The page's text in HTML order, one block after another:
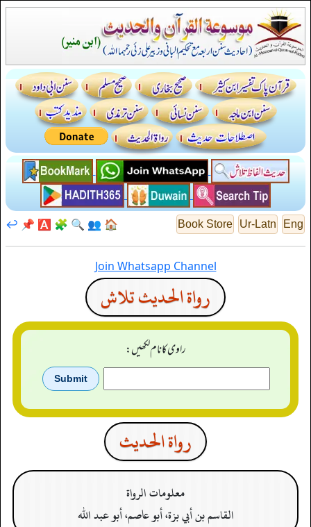
Eng
Ur-Latn
Book Store
🏠
👥
🔍
🧩
🅰️
📌
↩️
Join Whatsapp Channel
رواة الحديث تلاش
راوی کا نام لکھیں:
رواة الحدیث
معلومات الرواة
القاسم بن أبي بزة، أبو عاصم، أبو عبد الله